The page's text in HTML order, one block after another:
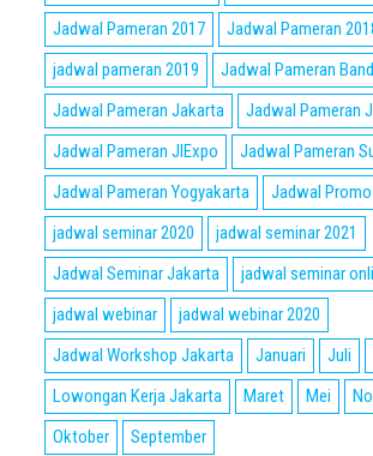
Jadwal Pameran 2017
Jadwal Pameran
jadwal pameran 2019
Jadwal Pameran
Jadwal Pameran Jakarta
Jadwal Pameran
Jadwal Pameran JIExpo
Jadwal Pameran
Jadwal Pameran Yogyakarta
Jadwal
jadwal seminar 2020
jadwal seminar 2021
Jadwal Seminar Jakarta
jadwal seminar
jadwal webinar
jadwal webinar 2020
Jadwal Workshop Jakarta
Januari Juli
Lowongan Kerja Jakarta
Maret Mei
Oktober
September